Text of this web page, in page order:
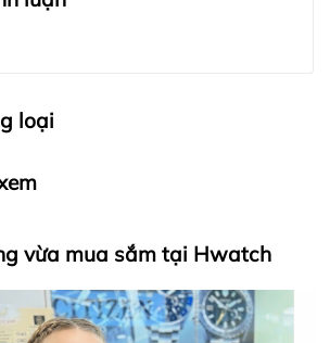
Nhập khẩu Và Phân Phối Các Loại
khẩu Và Phân Phối Các Loại
loại
vừa mua sắm tại Hwatch